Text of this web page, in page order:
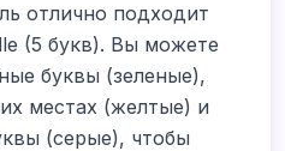
отлично подходит
(5 букв). Вы можете
буквы (зеленые),
местах (желтые) и
(серые), чтобы